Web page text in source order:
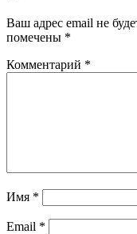
Ваш адрес email не
помечены *
Комментарий *
Имя *
Email *